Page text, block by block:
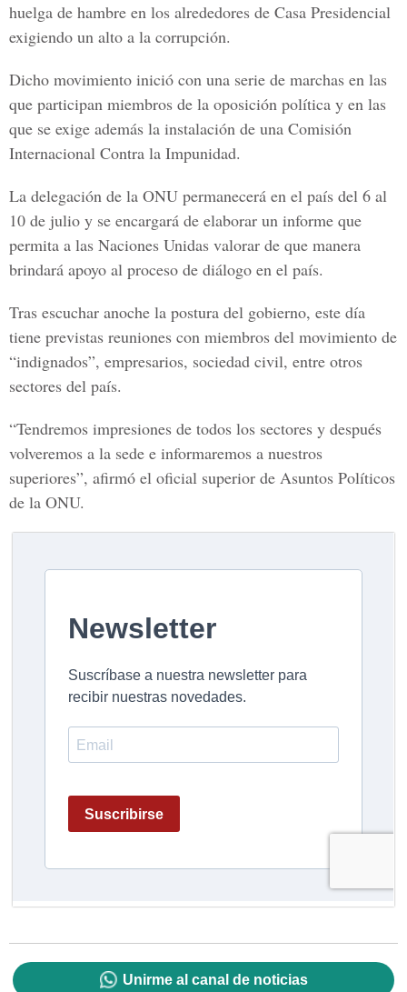
huelga de hambre en los alrededores de Casa Presidencial
exigiendo un alto a la corrupción.
Dicho movimiento inició con una serie de marchas en las
que participan miembros de la oposición política y en las
que se exige además la instalación de una Comisión
Internacional Contra la Impunidad.
La delegación de la ONU permanecerá en el país del 6 al
10 de julio y se encargará de elaborar un informe que
permita a las Naciones Unidas valorar de que manera
brindará apoyo al proceso de diálogo en el país.
Tras escuchar anoche la postura del gobierno, este día
tiene previstas reuniones con miembros del movimiento de
“indignados”, empresarios, sociedad civil, entre otros
sectores del país.
“Tendremos impresiones de todos los sectores y después
volveremos a la sede e informaremos a nuestros
superiores”, afirmó el oficial superior de Asuntos Políticos
de la ONU.
Unirme al canal de noticias